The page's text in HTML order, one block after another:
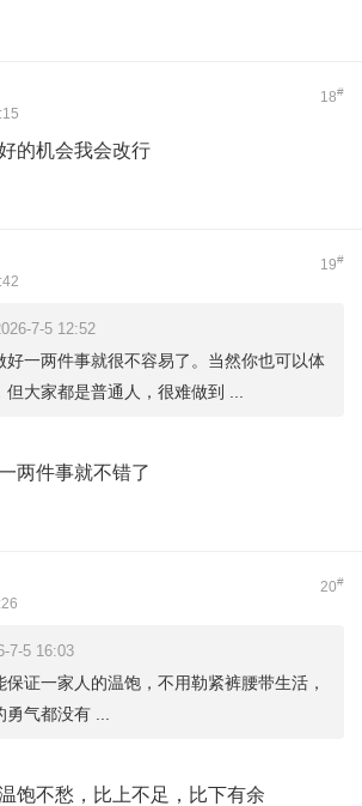
18#
的机会我会改行
19#
7-5 12:52
好一两件事就很不容易了。当然你也可以体
大家都是普通人，很难做到 ...
两件事就不错了
20#
7-5 16:03
证一家人的温饱，不用勒紧裤腰带生活，
气都没有 ...
饱不愁，比上不足，比下有余